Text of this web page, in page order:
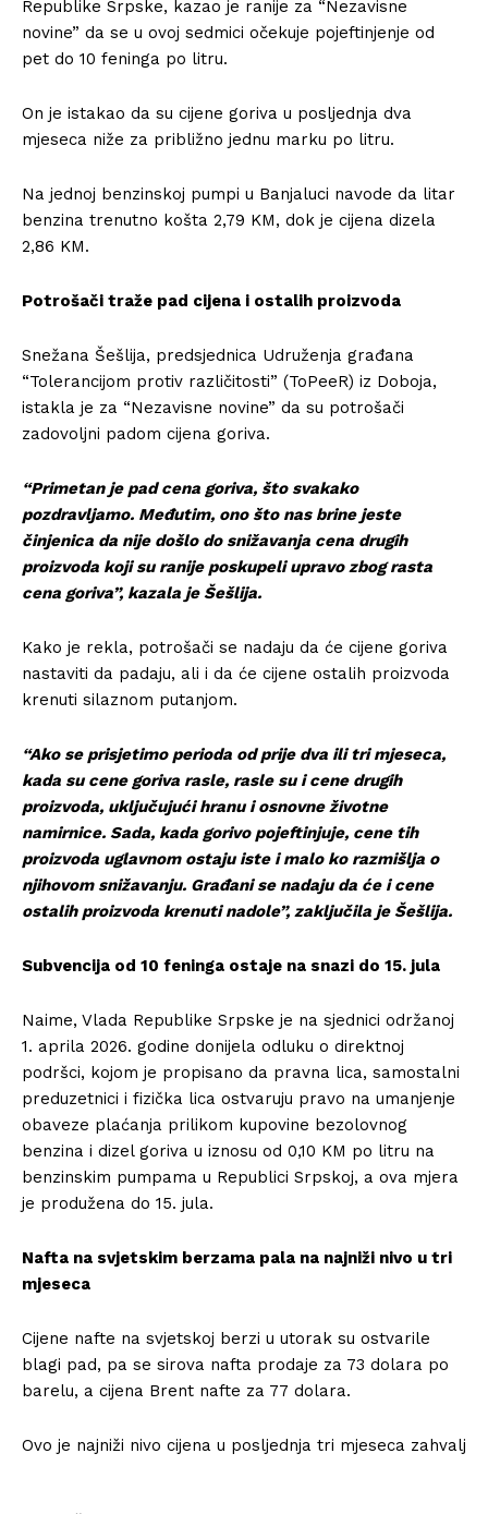
Republike Srpske, kazao je ranije za “Nezavisne
novine” da se u ovoj sedmici očekuje pojeftinjenje od
pet do 10 feninga po litru.
On je istakao da su cijene goriva u posljednja dva
mjeseca niže za približno jednu marku po litru.
Na jednoj benzinskoj pumpi u Banjaluci navode da litar
benzina trenutno košta 2,79 KM, dok je cijena dizela
2,86 KM.
Potrošači traže pad cijena i ostalih proizvoda
Snežana Šešlija, predsjednica Udruženja građana
“Tolerancijom protiv različitosti” (ToPeeR) iz Doboja,
istakla je za “Nezavisne novine” da su potrošači
zadovoljni padom cijena goriva.
“Primetan je pad cena goriva, što svakako
pozdravljamo. Međutim, ono što nas brine jeste
činjenica da nije došlo do snižavanja cena drugih
proizvoda koji su ranije poskupeli upravo zbog rasta
cena goriva”, kazala je Šešlija.
Kako je rekla, potrošači se nadaju da će cijene goriva
nastaviti da padaju, ali i da će cijene ostalih proizvoda
krenuti silaznom putanjom.
“Ako se prisjetimo perioda od prije dva ili tri mjeseca,
kada su cene goriva rasle, rasle su i cene drugih
proizvoda, uključujući hranu i osnovne životne
namirnice. Sada, kada gorivo pojeftinjuje, cene tih
proizvoda uglavnom ostaju iste i malo ko razmišlja o
njihovom snižavanju. Građani se nadaju da će i cene
ostalih proizvoda krenuti nadole”, zaključila je Šešlija.
Subvencija od 10 feninga ostaje na snazi do 15. jula
Naime, Vlada Republike Srpske je na sjednici održanoj
1. aprila 2026. godine donijela odluku o direktnoj
podršci, kojom je propisano da pravna lica, samostalni
preduzetnici i fizička lica ostvaruju pravo na umanjenje
obaveze plaćanja prilikom kupovine bezolovnog
benzina i dizel goriva u iznosu od 0,10 KM po litru na
benzinskim pumpama u Republici Srpskoj, a ova mjera
je produžena do 15. jula.
Nafta na svjetskim berzama pala na najniži nivo u tri
mjeseca
Cijene nafte na svjetskoj berzi u utorak su ostvarile
blagi pad, pa se sirova nafta prodaje za 73 dolara po
barelu, a cijena Brent nafte za 77 dolara.
Ovo je najniži nivo cijena u posljednja tri mjeseca zahvalj